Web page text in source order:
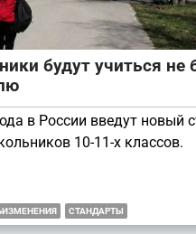
будут учиться не
в России введут новый
10-11-х классов.
СТАНДАРТЫ